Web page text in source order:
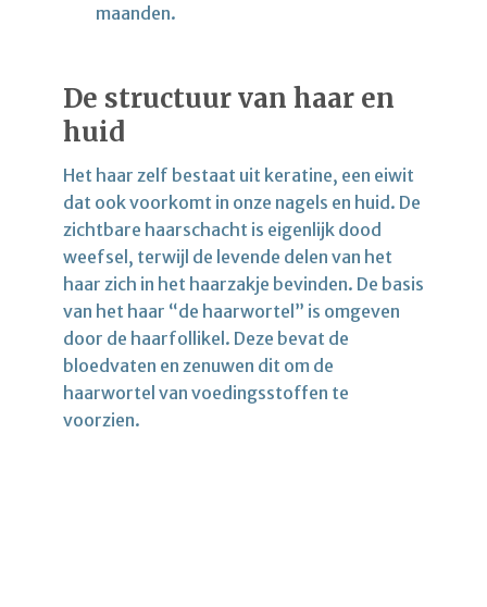
maanden.
De structuur van haar en
huid
Het haar zelf bestaat uit keratine, een eiwit
dat ook voorkomt in onze nagels en huid. De
zichtbare haarschacht is eigenlijk dood
weefsel, terwijl de levende delen van het
haar zich in het haarzakje bevinden. De basis
van het haar “de haarwortel” is omgeven
door de haarfollikel. Deze bevat de
bloedvaten en zenuwen dit om de
haarwortel van voedingsstoffen te
voorzien.